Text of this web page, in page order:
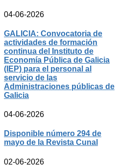
04-06-2026
GALICIA: Convocatoria de
actividades de formación
continua del Instituto de
Economía Pública de Galicia
(IEP) para el personal al
servicio de las
Administraciones públicas de
Galicia
04-06-2026
Disponible número 294 de
mayo de la Revista Cunal
02-06-2026